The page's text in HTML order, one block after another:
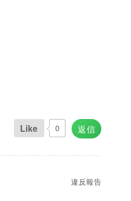
返信
Like 0
違反報告